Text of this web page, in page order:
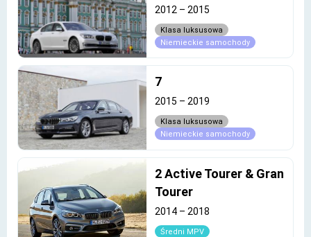
2012 – 2015
Klasa luksusowa
Niemieckie samochody
7
2015 – 2019
Klasa luksusowa
Niemieckie samochody
2 Active Tourer & Gran
Tourer
2014 – 2018
Średni MPV